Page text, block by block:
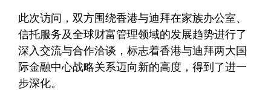
此次访问，双方围绕香港与迪拜在家族办公室、
信托服务及全球财富管理领域的发展趋势进行了
深入交流与合作洽谈，标志着香港与迪拜两大国
际金融中心战略关系迈向新的高度，得到了进一
步深化。